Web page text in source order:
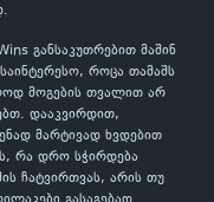
განსაკუთრებით მაშინ
როცა თამაშს
მოგების თვალით არ
დააკვირდით,
მარტივად ხვდებით
რა დრო სჭირდება
ჩატვირთვას, არის თუ